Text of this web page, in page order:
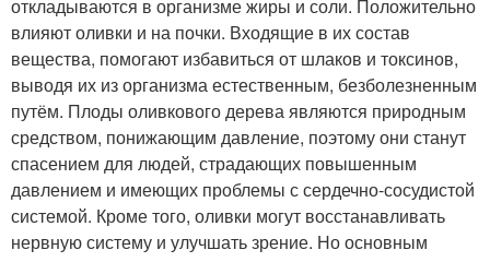
откладываются в организме жиры и соли. Положительно
влияют оливки и на почки. Входящие в их состав
вещества, помогают избавиться от шлаков и токсинов,
выводя их из организма естественным, безболезненным
путём. Плоды оливкового дерева являются природным
средством, понижающим давление, поэтому они станут
спасением для людей, страдающих повышенным
давлением и имеющих проблемы с сердечно-сосудистой
системой. Кроме того, оливки могут восстанавливать
нервную систему и улучшать зрение. Но основным